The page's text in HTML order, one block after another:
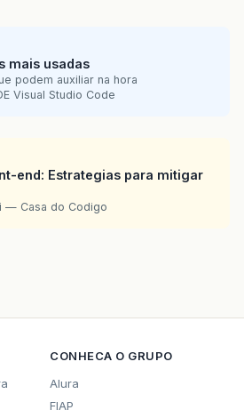
mais usadas
podem auxiliar na hora
Visual Studio Code
end: Estrategias para mitigar
— Casa do Codigo
CONHECA O GRUPO
Alura
FIAP